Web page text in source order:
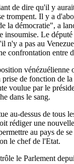
de dire qu'il y
trompent. Il y a
la démocratie", a
insoumise. Le
n'y a pas au
confrontation entre
vénézuélienne
prise de fonction de
voulue par le
dans le sang.
au-dessus de tous
rédiger une
au pays de se
le chef de l'Etat.
le Parlement